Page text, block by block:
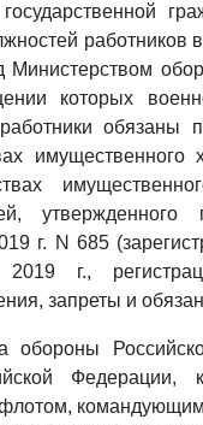
Министерством
которых
обязаны
г. N 685
г.,
запреты и
обороны
Федерации,